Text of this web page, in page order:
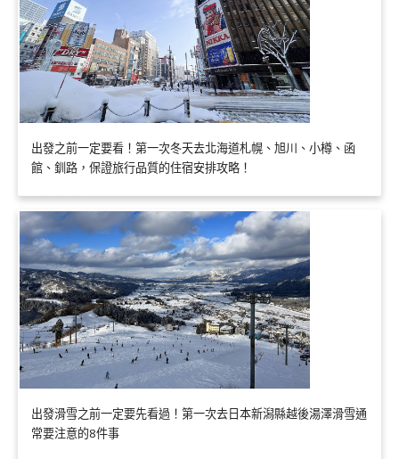
出發之前一定要看！第一次冬天去北海道札幌、旭川、小樽、函
館、釧路，保證旅行品質的住宿安排攻略！
出發滑雪之前一定要先看過！第一次去日本新潟縣越後湯澤滑雪通
常要注意的8件事